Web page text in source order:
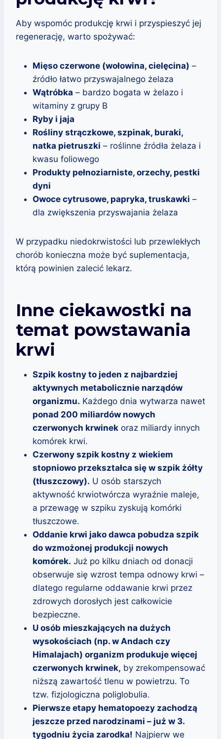
Aby wspomóc produkcję krwi i przyspieszyć jej
regenerację, warto spożywać:
Mięso czerwone (wołowina, cielęcina) –
źródło łatwo przyswajalnego żelaza
Wątróbka – bardzo bogata w żelazo i
witaminy z grupy B
Ryby i jaja
Rośliny strączkowe, szpinak, buraki,
natka pietruszki – roślinne źródła żelaza i
kwasu foliowego
Produkty pełnoziarniste, orzechy, pestki
dyni
Owoce cytrusowe, papryka, truskawki –
dla zwiększenia przyswajania żelaza
W przypadku niedokrwistości lub przewlekłych
chorób konieczna może być suplementacja,
którą powinien zalecić lekarz.
Inne ciekawostki na
temat powstawania
krwi
Szpik kostny to jeden z najbardziej
aktywnych metabolicznie narządów
organizmu. Każdego dnia wytwarza nawet
ponad 200 miliardów nowych
czerwonych krwinek oraz miliardy innych
komórek krwi.
Czerwony szpik kostny z wiekiem
stopniowo przekształca się w szpik żółty
(tłuszczowy). U osób starszych
aktywność krwiotwórcza wyraźnie maleje,
a przewagę w szpiku zyskują komórki
tłuszczowe.
Oddanie krwi jako dawca pobudza szpik
do wzmożonej produkcji nowych
komórek. Już po kilku dniach od donacji
obserwuje się wzrost tempa odnowy krwi –
dlatego regularne oddawanie krwi przez
zdrowych dorosłych jest całkowicie
bezpieczne.
U osób mieszkających na dużych
wysokościach (np. w Andach czy
Himalajach) organizm produkuje więcej
czerwonych krwinek, by zrekompensować
niższą zawartość tlenu w powietrzu. To
tzw. fizjologiczna poliglobulia.
Pierwsze etapy hematopoezy zachodzą
jeszcze przed narodzinami – już w 3.
tygodniu życia zarodka! Najpierw we